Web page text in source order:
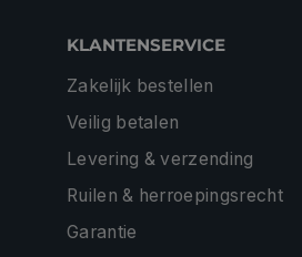
KLANTENSERVICE
Zakelijk bestellen
Veilig betalen
Levering & verzending
Ruilen & herroepingsrecht
Garantie